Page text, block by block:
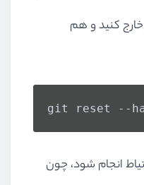
کنید و هم
git reset --
انجام شود، چون